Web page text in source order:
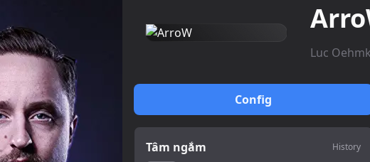
Luc
Config
Tâm ngắm History